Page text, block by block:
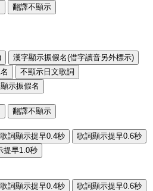
翻譯不顯示
漢字顯示振假名(借字讀音另外標示)
不顯示日文歌詞
示振假名
翻譯不顯示
歌詞顯示提早0.4秒
歌詞顯示提早0.6秒
提早1.0秒
歌詞顯示提早0.4秒
歌詞顯示提早0.6秒